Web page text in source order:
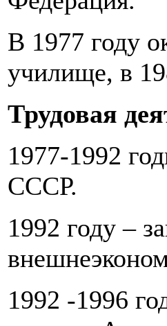
В 1977 году
училище, в
Трудовая
1977-1992
СССР.
1992 году –
1992 -1996